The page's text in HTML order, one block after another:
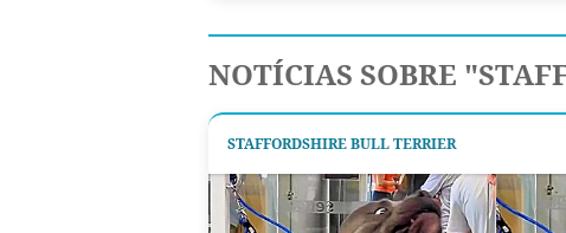
NOTÍCIAS SOBRE
STAFFORDSHIRE BULL TERRIER